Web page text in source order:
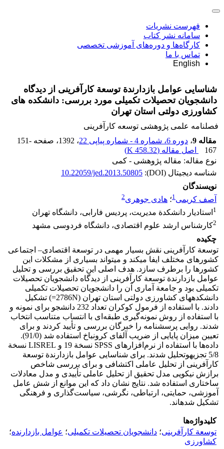
فهرست نشریات
سامانه نشر کتاب
کارگاه‌ها و دوره‌های آموزشی تخصصی
تماس با ما
English
شناسایی عوامل بازدارندة توسعة کارآفرینی از دیدگاه
دانشجویان تحصیلات تکمیلی مورد بررسی: دانشکده های
کشاورزی دولتی استان تهران
فصلنامه علمی پژوهشی توسعه کارآفرینی
مقاله 9
، دوره 6، شماره 4 - شماره پیاپی 22 ، 1392 ، صفحه 151-
167
اصل مقاله (458.32 K
)
نوع مقاله: مقاله پژوهشی - کمی
شناسه دیجیتال (DOI):
10.22059/jed.2013.50805
نویسندگان
آصف کریمی1؛ ‌هادی جوهری2
1 استادیار دانشکدة مدیریت، پردیس فارابی، دانشگاه تهران
2کارشناس ارشد علوم اقتصادی، دانشگاه فردوسی مشهد
چکیده
توسعة کارآفرینی نقش بسیار مهمی در توسعة اقتصادی– اجتماعی
کشورهای مختلف ایفا می­کند و می­تواند بسیاری از مشکلات این
کشورها را برطرف سازد. هدف اصلی این تحقیق بررسی و تحلیل
عوامل بازدارندة توسعة کارآفرینی از دیدگاه دانشجویان تحصیلات
تکمیلی بود و جامعة آماری آن­ را دانشجویان تحصیلات تکمیلی
دانشکده­های کشاورزی دولتی استان تهران (2786N=) تشکیل
دادند. با استفاده از فرمول کوکران تعداد 232 دانشجو برای نمونه و
با استفاده از روش نمونه‌گیری طبقه‌ای با انتساب متناسب انتخاب
شدند. روایی پرسشنامه را خبرگان بررسی و تأیید کردند و برای
تعیین میزان پایایی از ضریب آلفای کرونباخ استفاده شد (91/0).
داده‌ها با استفاده از نرم‌افزارهای SPSS نسخة 19 و LISREL نسخة
5/8 تجزیه­وتحلیل شدند. برای شناسایی عوامل بازدارندة توسعة
کارآفرینی از تحلیل عاملی اکتشافی و برای بررسی شاخص
برازش نیکویی مدل تحقیق از تحلیل عاملی تأییدی و مدل معادلات
ساختاری استفاده شد. نتایج نشان داد که این موانع از شش عامل
آموزشی، حمایتی، ارتباطی، نگرشی، سیاست‌گذاری و فرهنگی
تشکیل شده­اند.
کلیدواژه‌ها
توسعة کارآفرینی؛ دانشجویان تحصیلات تکمیلی؛ عوامل بازدارنده؛
کشاورزی